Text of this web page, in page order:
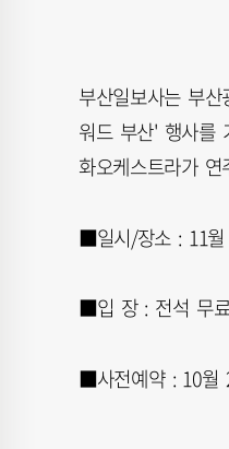
부산일보사는 부
워드 부산' 행사를
화오케스트라가
■일시/장소 : 11월
■입 장 : 전석 무
■사전예약 : 10월